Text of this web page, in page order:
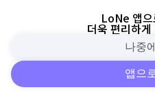
피드 주변
LoNe 앱으
더욱 편리하
나중
앱으